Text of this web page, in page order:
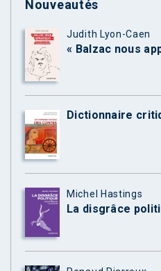
Nouveautés
Judith Lyon-Caen
« Balzac nous
Dictionnaire
Michel Hastings
La disgrâce